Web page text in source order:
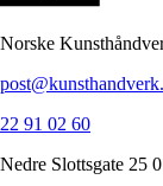
Norske
22 91 02 60
Nedre Slottsgate 25